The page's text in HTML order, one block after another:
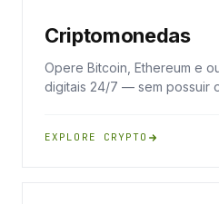
Criptomonedas
Opere Bitcoin, Ethereum e
digitais 24/7 — sem possuir
EXPLORE CRYPTO